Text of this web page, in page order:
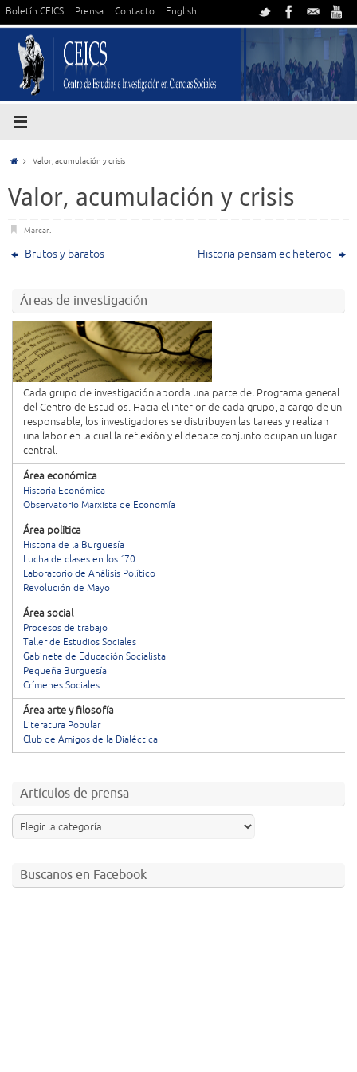
Boletín CEICS Prensa Contacto English
Valor, acumulación y crisis
Valor, acumulación y crisis
Marcar.
Brutos y baratos Historia pensam ec heterod
Áreas de investigación
Cada grupo de investigación aborda una parte del Programa general
del Centro de Estudios. Hacia el interior de cada grupo, a cargo de un
responsable, los investigadores se distribuyen las tareas y realizan
una labor en la cual la reflexión y el debate conjunto ocupan un lugar
central.
Área económica
Historia Económica
Observatorio Marxista de Economía
Área política
Historia de la Burguesía
Lucha de clases en los ´70
Laboratorio de Análisis Político
Revolución de Mayo
Área social
Procesos de trabajo
Taller de Estudios Sociales
Gabinete de Educación Socialista
Pequeña Burguesía
Crímenes Sociales
Área arte y filosofía
Literatura Popular
Club de Amigos de la Dialéctica
Artículos de prensa
Buscanos en Facebook